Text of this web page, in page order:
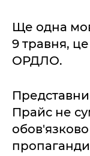
Ще одна
9 травня,
ОРДЛО.
Прайс не